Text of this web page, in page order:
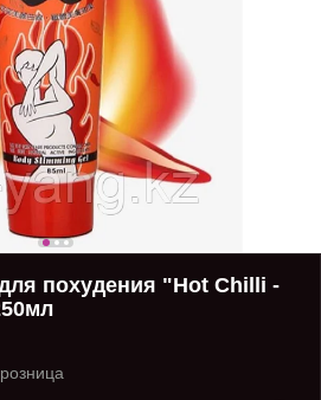
похудения "Hot Chilli -